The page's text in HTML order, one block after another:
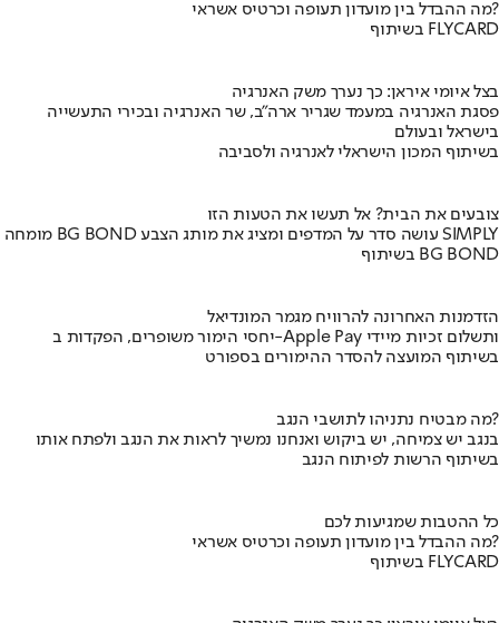
מה ההבדל בין מועדון תעופה וכרטיס אשראי?
בשיתוף FLYCARD
בצל איומי איראן: כך נערך משק האנרגיה
פסגת האנרגיה במעמד שגריר ארה"ב, שר האנרגיה ובכירי התעשייה
בישראל ובעולם
בשיתוף המכון הישראלי לאנרגיה ולסביבה
צובעים את הבית? אל תעשו את הטעות הזו
מומחה BG BOND עושה סדר על המדפים ומציג את מותג הצבע SIMPLY
בשיתוף BG BOND
הזדמנות האחרונה להרוויח מגמר המונדיאל
יחסי הימור משופרים, הפקדות ב-Apple Pay ותשלום זכיות מיידי
בשיתוף המועצה להסדר ההימורים בספורט
מה מבטיח נתניהו לתושבי הנגב?
בנגב יש צמיחה, יש ביקוש ואנחנו נמשיך לראות את הנגב ולפתח אותו
בשיתוף הרשות לפיתוח הנגב
כל ההטבות שמגיעות לכם
מה ההבדל בין מועדון תעופה וכרטיס אשראי?
בשיתוף FLYCARD